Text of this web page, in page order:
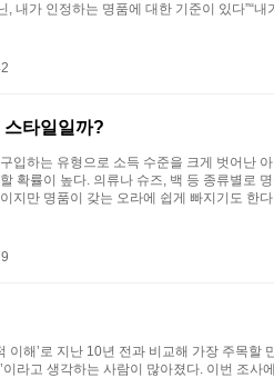
, 내가 인정하는 명품에 대한 기준이 있다”“
스타일일까?
입하는 유형으로 소득 수준을 크게 벗어난
확률이 높다. 의류나 슈즈, 백 등 종류별로
지만 명품이 갖는 오라에 쉽게 빠지기도 한
이해’로 지난 10년 전과 비교해 가장 주목
이라고 생각하는 사람이 많아졌다. 이번 조